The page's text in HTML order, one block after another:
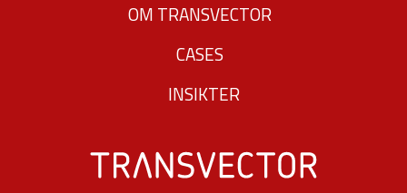
OM TRANSVECTOR
CASES
INSIKTER
funktionalitet
Marknadsföring